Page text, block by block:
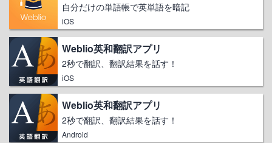
自分だけの単語帳で英単語を暗記
iOS
Weblio英和翻訳アプリ
2秒で翻訳、翻訳結果を話す！
iOS
Weblio英和翻訳アプリ
2秒で翻訳、翻訳結果を話す！
Android